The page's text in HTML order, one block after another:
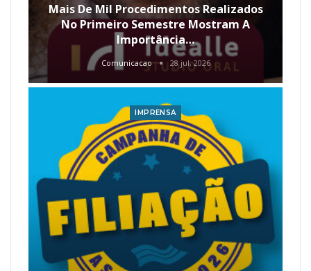
Mais De Mil Procedimentos Realizados
No Primeiro Semestre Mostram A
Importância…
Comunicacao 28 jul, 2026
IMPRENSA